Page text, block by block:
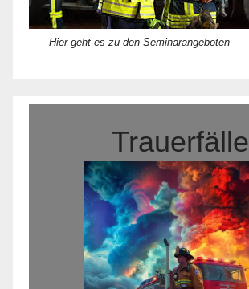
Hier geht es zu den Seminarangeboten
Trauerfälle